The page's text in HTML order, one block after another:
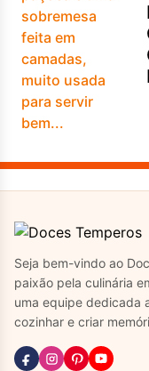
Seja bem-vindo ao
paixão pela culinária
uma equipe dedicada
cozinhar e criar